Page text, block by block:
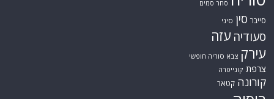
סחר סמים
סייבר סין סיני
סעודיה עזה
עירק צבא סוריה חופשי
צרפת קונייטרה
קורונה קטאר